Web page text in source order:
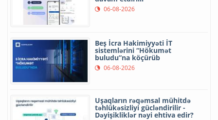
06-08-2026
Beş İcra Hakimiyyəti İT
sistemlərini “Hökumət
buludu”na köçürüb
06-08-2026
Uşaqların rəqəmsal mühitdə
təhlükəsizliyi gücləndirilir -
Dəyişikliklər nəyi ehtiva edir?